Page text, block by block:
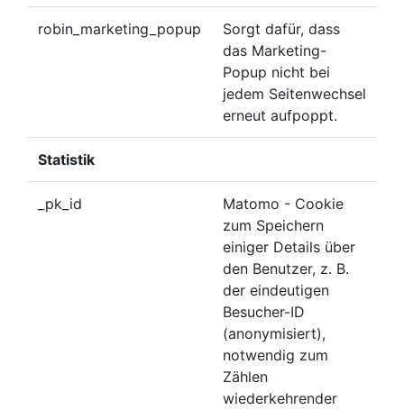
robin_marketing_popup
Sorgt dafür, dass
das Marketing-
Popup nicht bei
jedem Seitenwechsel
erneut aufpoppt.
Statistik
_pk_id
Matomo - Cookie
zum Speichern
einiger Details über
den Benutzer, z. B.
der eindeutigen
Besucher-ID
(anonymisiert),
notwendig zum
Zählen
wiederkehrender